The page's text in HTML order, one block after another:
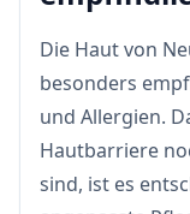
Die Haut von
besonders
und Allergien.
Hautbarriere
sind, ist es